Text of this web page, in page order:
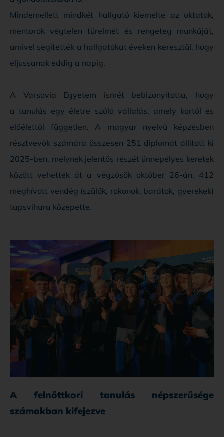
Mindemellett mindkét hallgató kiemelte az oktatók,
mentorok végtelen türelmét és rengeteg munkáját,
amivel segítették a hallgatókat éveken keresztül, hogy
eljussanak eddig a napig.
A Varsovia Egyetem ismét bebizonyította, hogy
a tanulás egy életre szóló vállalás, amely kortól és
előélettől független. A magyar nyelvű képzésben
résztvevők számára összesen 251 diplomát állított ki
2025-ben, melynek jelentős részét ünnepélyes keretek
között vehették át a végzősök október 26-án, 412
meghívott vendég (szülők, rokonok, barátok, gyerekek)
tapsvihara közepette.
A felnőttkori tanulás népszerűsége
számokban kifejezve